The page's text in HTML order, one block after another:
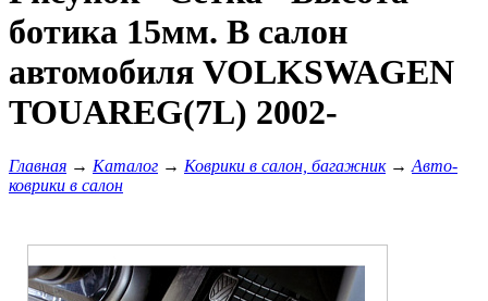
ботика 15мм. В салон
автомобиля VOLKSWAGEN
TOUAREG(7L) 2002-
Главная → Каталог → Коврики в салон, багажник → Авто-
коврики в салон